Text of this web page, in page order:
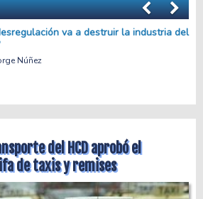
empleo, más precariedad
Apache Villalba
del HCD aprobó el
de taxis y remises